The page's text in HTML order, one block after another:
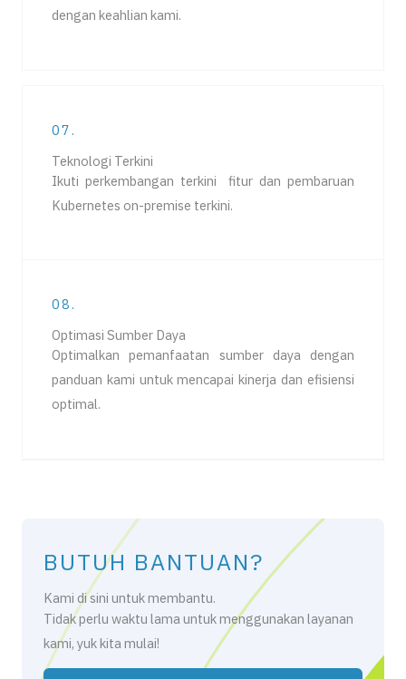
dengan keahlian kami.
07.
Teknologi Terkini
Ikuti perkembangan terkini fitur dan pembaruan
Kubernetes on-premise terkini.
08.
Optimasi Sumber Daya
Optimalkan pemanfaatan sumber daya dengan
panduan kami untuk mencapai kinerja dan efisiensi
optimal.
BUTUH BANTUAN?
Kami di sini untuk membantu.
Tidak perlu waktu lama untuk menggunakan layanan
kami, yuk kita mulai!